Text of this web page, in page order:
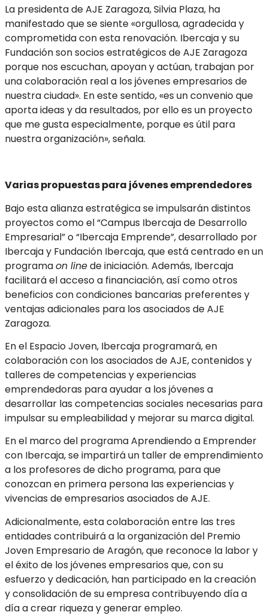
La presidenta de AJE Zaragoza, Silvia Plaza, ha
manifestado que se siente «orgullosa, agradecida y
comprometida con esta renovación. Ibercaja y su
Fundación son socios estratégicos de AJE Zaragoza
porque nos escuchan, apoyan y actúan, trabajan por
una colaboración real a los jóvenes empresarios de
nuestra ciudad». En este sentido, «es un convenio que
aporta ideas y da resultados, por ello es un proyecto
que me gusta especialmente, porque es útil para
nuestra organización», señala.
Varias propuestas para jóvenes emprendedores
Bajo esta alianza estratégica se impulsarán distintos
proyectos como el “Campus Ibercaja de Desarrollo
Empresarial” o “Ibercaja Emprende”, desarrollado por
Ibercaja y Fundación Ibercaja, que está centrado en un
programaon linede iniciación. Además, Ibercaja
facilitará el acceso a financiación, así como otros
beneficios con condiciones bancarias preferentes y
ventajas adicionales para los asociados de AJE
Zaragoza.
En el Espacio Joven, Ibercaja programará, en
colaboración con los asociados de AJE, contenidos y
talleres de competencias y experiencias
emprendedoras para ayudar a los jóvenes a
desarrollar las competencias sociales necesarias para
impulsar su empleabilidad y mejorar su marca digital.
En el marco del programa Aprendiendo a Emprender
con Ibercaja, se impartirá un taller de emprendimiento
a los profesores de dicho programa, para que
conozcan en primera persona las experiencias y
vivencias de empresarios asociados de AJE.
Adicionalmente, esta colaboración entre las tres
entidades contribuirá a la organización del Premio
Joven Empresario de Aragón, que reconoce la labor y
el éxito de los jóvenes empresarios que, con su
esfuerzo y dedicación, han participado en la creación
y consolidación de su empresa contribuyendo día a
día a crear riqueza y generar empleo.